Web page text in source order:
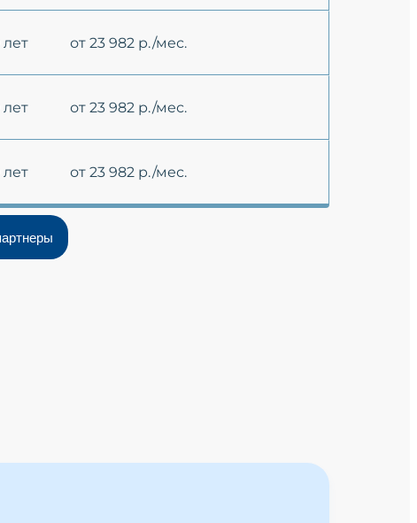
от 23 982 р./мес.
от 23 982 р./мес.
от 23 982 р./мес.